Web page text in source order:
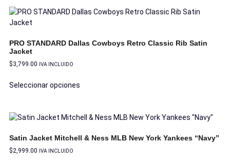
PRO STANDARD Dallas Cowboys Retro Classic Rib Satin
Jacket
$3,799.00 IVA INCLUIDO
Seleccionar opciones
Satin Jacket Mitchell & Ness MLB New York Yankees “Navy”
$2,999.00 IVA INCLUIDO